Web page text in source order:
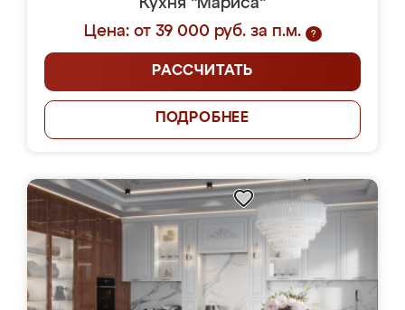
Кухня "Мариса"
Цена: от 39 000 руб. за п.м.
?
РАССЧИТАТЬ
ПОДРОБНЕЕ